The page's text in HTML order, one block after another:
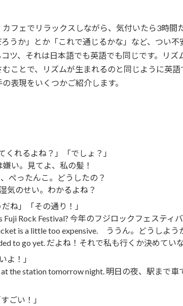
フェでリラックスしながら、気付いたら3時
うか」とか「これで通じるかな」など、つい
ツ、それは日本語でも英語でも同じです。リ
ことで、リズムが生まれるのと同じように英
表現をいくつかご紹介します。
くれるよね？」「でしょ？」
い。見てよ、私の髪！
、ぺったんこ。どうしたの？
気のせい。わかるよね？
ね」「その通り！」
Fuji Rock Festival? 今年のフジロックフェスティ
is a little too expensive. ううん。どうしよ
to go yet. だよね！それで私も行くか決めてい
よ！」
at the station tomorrow night. 明日の夜、駅まで
ごい！」